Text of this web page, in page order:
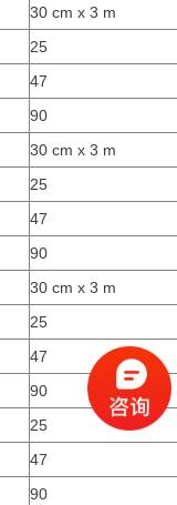
30 cm x 3 m
25
47
90
30 cm x 3 m
25
47
90
30 cm x 3 m
25
47
90
25
47
90